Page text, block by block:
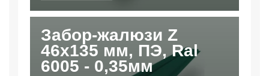
Забор-жалюзи Z
46х135 мм, ПЭ, Ral
6005 - 0,35мм